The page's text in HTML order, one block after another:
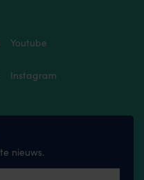
Youtube
Instagram
nieuws.